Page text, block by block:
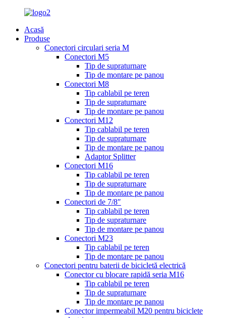
Acasă
Produse
Conectori circulari seria M
Conectori M5
Tip de supraturnare
Tip de montare pe panou
Conectori M8
Tip cablabil pe teren
Tip de supraturnare
Tip de montare pe panou
Conectori M12
Tip cablabil pe teren
Tip de supraturnare
Tip de montare pe panou
Adaptor Splitter
Conectori M16
Tip cablabil pe teren
Tip de supraturnare
Tip de montare pe panou
Conectori de 7/8″
Tip cablabil pe teren
Tip de supraturnare
Tip de montare pe panou
Conectori M23
Tip cablabil pe teren
Tip de montare pe panou
Conectori pentru baterii de bicicletă electrică
Conector cu blocare rapidă seria M16
Tip cablabil pe teren
Tip de supraturnare
Tip de montare pe panou
Conector impermeabil M20 pentru biciclete